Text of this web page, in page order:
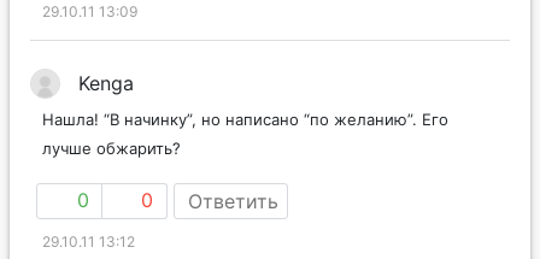
29.10.11 13:09
Kenga
Нашла! “В начинку”, но написано “по желанию”. Его
лучше обжарить?
0 0 Ответить
29.10.11 13:12